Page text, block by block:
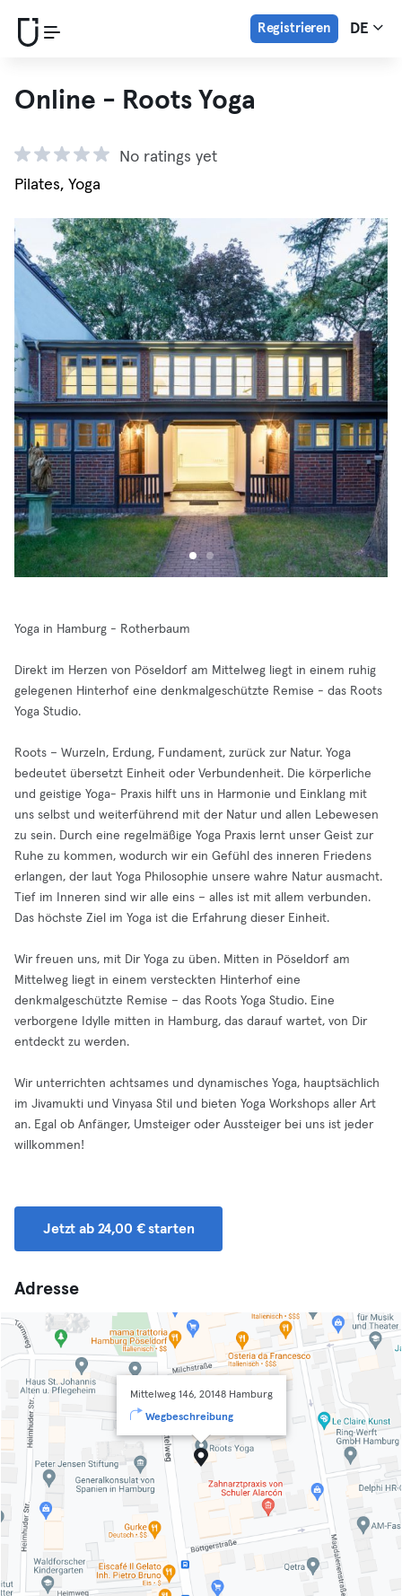
Registrieren DE
Online - Roots Yoga
No ratings yet
Pilates, Yoga
Yoga in Hamburg - Rotherbaum
Direkt im Herzen von Pöseldorf am Mittelweg liegt in einem ruhig
gelegenen Hinterhof eine denkmalgeschützte Remise - das Roots
Yoga Studio.
Roots – Wurzeln, Erdung, Fundament, zurück zur Natur. Yoga
bedeutet übersetzt Einheit oder Verbundenheit. Die körperliche
und geistige Yoga- Praxis hilft uns in Harmonie und Einklang mit
uns selbst und weiterführend mit der Natur und allen Lebewesen
zu sein. Durch eine regelmäßige Yoga Praxis lernt unser Geist zur
Ruhe zu kommen, wodurch wir ein Gefühl des inneren Friedens
erlangen, der laut Yoga Philosophie unsere wahre Natur ausmacht.
Tief im Inneren sind wir alle eins – alles ist mit allem verbunden.
Das höchste Ziel im Yoga ist die Erfahrung dieser Einheit.
Wir freuen uns, mit Dir Yoga zu üben. Mitten in Pöseldorf am
Mittelweg liegt in einem versteckten Hinterhof eine
denkmalgeschützte Remise – das Roots Yoga Studio. Eine
verborgene Idylle mitten in Hamburg, das darauf wartet, von Dir
entdeckt zu werden.
Wir unterrichten achtsames und dynamisches Yoga, hauptsächlich
im Jivamukti und Vinyasa Stil und bieten Yoga Workshops aller Art
an. Egal ob Anfänger, Umsteiger oder Aussteiger bei uns ist jeder
willkommen!
Jetzt ab 24,00 € starten
Adresse
Mittelweg 146, 20148 Hamburg
Wegbeschreibung